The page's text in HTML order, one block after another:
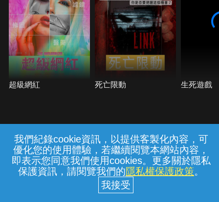
我們紀錄cookie資訊，以提供客製化內容，可
優化您的使用體驗，若繼續閱覽本網站內容，
即表示您同意我們使用cookies。更多關於隱私
保護資訊，請閱覽我們的隱私權保護政策。
超級網紅 死亡限動 生死遊戲
常見問題 線上客服 服務條款 隱私權保護
中華電信股份有限公司個人家庭分公司
(統一編號：96979949) © 2026
{{notifyMsg}}